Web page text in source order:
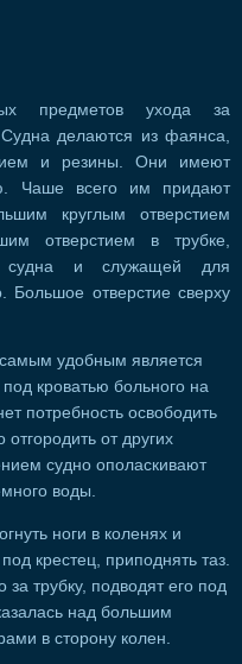
предметов ухода за
делаются из фаянса,
и резины. Они имеют
Чаше всего им придают
круглым отверстием
отверстием в трубке,
судна и служащей для
Большое отверстие сверху
удобным является
кроватью больного на
потребность освободить
от других
судно ополаскивают
воды.
ноги в коленях и
крестец, приподнять таз.
трубку, подводят его под
над большим
в сторону колен.